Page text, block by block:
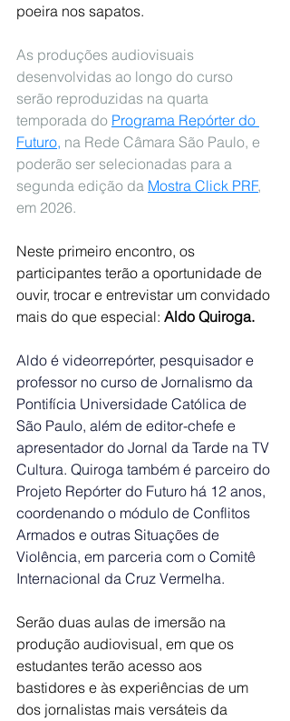
poeira nos sapatos.
As produções audiovisuais
desenvolvidas ao longo do curso
serão reproduzidas na quarta
temporada do Programa Repórter do
Futuro, na Rede Câmara São Paulo, e
poderão ser selecionadas para a
segunda edição da Mostra Click PRF,
em 2026.
Neste primeiro encontro, os
participantes terão a oportunidade de
ouvir, trocar e entrevistar um convidado
mais do que especial: Aldo Quiroga.
Aldo é videorrepórter, pesquisador e
professor no curso de Jornalismo da
Pontifícia Universidade Católica de
São Paulo, além de editor-chefe e
apresentador do Jornal da Tarde na TV
Cultura. Quiroga também é parceiro do
Projeto Repórter do Futuro há 12 anos,
coordenando o módulo de Conflitos
Armados e outras Situações de
Violência, em parceria com o Comitê
Internacional da Cruz Vermelha.
Serão duas aulas de imersão na
produção audiovisual, em que os
estudantes terão acesso aos
bastidores e às experiências de um
dos jornalistas mais versáteis da